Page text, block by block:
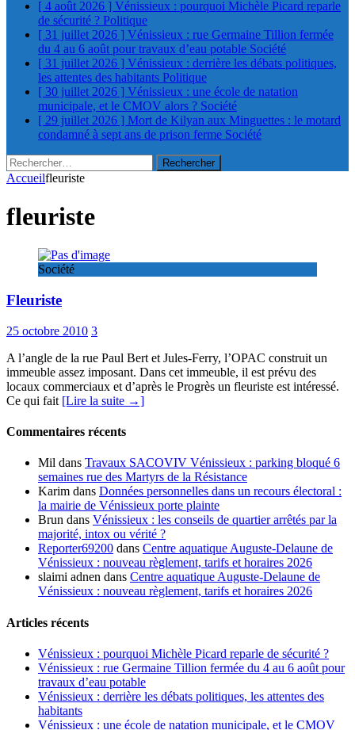
[ 4 août 2026 ] Vénissieux : pourquoi Michèle Picard reparle
de sécurité ? Politique
[ 31 juillet 2026 ] Vénissieux : rue Germaine Tillion fermée
du 4 au 6 août pour travaux d’eau potable Société
[ 31 juillet 2026 ] Vénissieux : derrière les débats politiques,
les attentes des habitants Politique
[ 30 juillet 2026 ] Vénissieux : une école de natation
municipale, et le CMOV alors ? Société
[ 29 juillet 2026 ] Mort de Kilyan aux Minguettes : le motard
condamné à sept ans de prison ferme Société
Rechercher :
Accueilfleuriste
fleuriste
Société
Fleuriste
25 octobre 2010 3
A l’angle de la rue Paul Bert et Jules-Ferry, l’OPAC construit un
immeuble assez imposant. Dans cet immeuble, il est prévu des
locaux commerciaux et d’après le Progrès un fleuriste est intéressé.
Ce qui fait [Lire la suite →]
Commentaires récents
Mil dans Travaux SACOVIV Vénissieux : parking bloqué 6
semaines rue des Martyrs de la Résistance
Karim dans Données personnelles dans un recours électoral :
la mairie de Vénissieux porte plainte
Brun dans Vénissieux : les conseils de quartier arrêtés par la
majorité, intox ou vérité ?
Reporter69200 dans Centre aquatique Auguste-Delaune de
Vénissieux : nouveau règlement, tarifs et horaires 2026
slaimi adnen dans Centre aquatique Auguste-Delaune de
Vénissieux : nouveau règlement, tarifs et horaires 2026
Articles récents
Vénissieux : pourquoi Michèle Picard reparle de sécurité ?
Vénissieux : rue Germaine Tillion fermée du 4 au 6 août pour
travaux d’eau potable
Vénissieux : derrière les débats politiques, les attentes des
habitants
Vénissieux : une école de natation municipale, et le CMOV